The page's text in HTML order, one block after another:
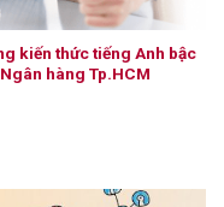
kiến thức tiếng Anh bậc
hàng Tp.HCM